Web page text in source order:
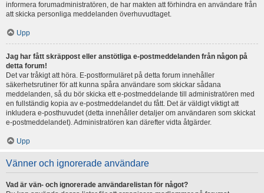
informera forumadministratören, de har makten att förhindra en användare från
att skicka personliga meddelanden överhuvudtaget.
Upp
Jag har fått skräppost eller anstötliga e-postmeddelanden från någon på
detta forum!
Det var tråkigt att höra. E-postformuläret på detta forum innehåller
säkerhetsrutiner för att kunna spåra användare som skickar sådana
meddelanden, så du bör skicka ett e-postmeddelande till administratören med
en fullständig kopia av e-postmeddelandet du fått. Det är väldigt viktigt att
inkludera e-posthuvudet (detta innehåller detaljer om användaren som skickat
e-postmeddelandet). Administratören kan därefter vidta åtgärder.
Upp
Vänner och ignorerade användare
Vad är vän- och ignorerade användarelistan för något?